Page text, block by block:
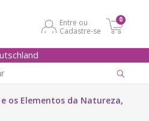
Entre ou
Cadastre-se
0
e os Elementos da Natureza,